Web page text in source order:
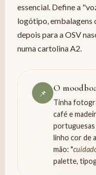
essencial. Define a
logótipo, embalagens
depois para a OSV
numa cartolina A2.
📌 O
Tinha
café e
portuguesas
linho cor de
mão: "
palette,